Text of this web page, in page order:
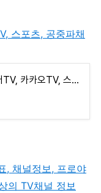
스포츠, 공중파채
온라인 실시간TV, 네이버TV, 카카오TV, 스포츠, 공중파채널, 홈쇼핑채널
, 채널정보, 프로야
의 TV채널 정보